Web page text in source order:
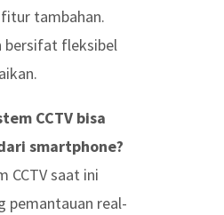
tambahan.
bersifat fleksibel
CCTV bisa
smartphone?
CCTV saat ini
pemantauan real-